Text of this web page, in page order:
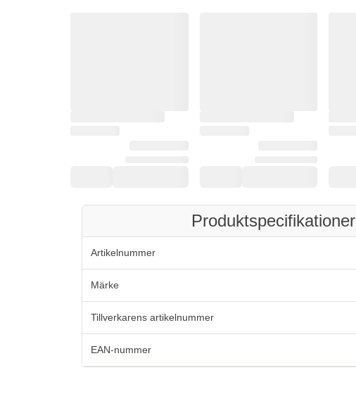
Produktspecifikationer
Artikelnummer
Märke
Tillverkarens artikelnummer
EAN-nummer